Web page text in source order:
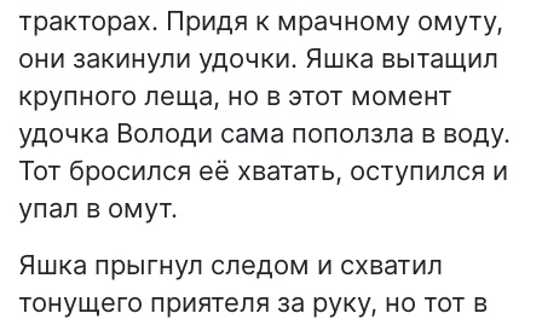
тракторах. Придя к мрачному омуту,
они закинули удочки. Яшка вытащил
крупного леща, но в этот момент
удочка Володи сама поползла в воду.
Тот бросился её хватать, оступился и
упал в омут.
Яшка прыгнул следом и схватил
тонущего приятеля за руку, но тот в